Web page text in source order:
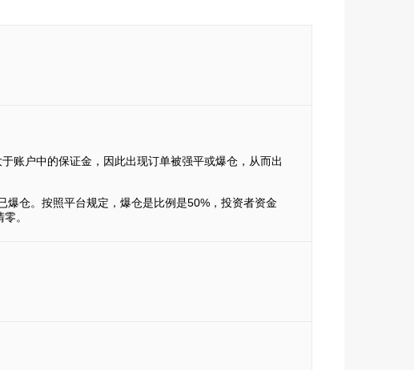
账户中的保证金，因此出现订单被强平或爆仓，从而出
仓。按照平台规定，爆仓是比例是50%，投资者资金
。